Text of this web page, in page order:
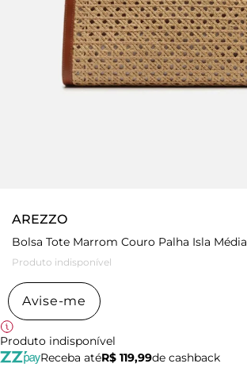
AREZZO
Bolsa Tote Marrom Couro Palha Isla Média
Produto indisponível
Avise-me
Produto indisponível
Receba atéR$ 119,99de cashback